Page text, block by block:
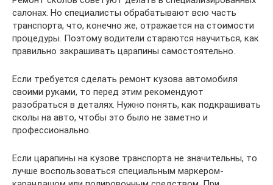
салонах. Но специалисты обрабатывают всю часть
транспорта, что, конечно же, отражается на стоимости
процедуры. Поэтому водители стараются научиться, как
правильно закрашивать царапины самостоятельно.
Если требуется сделать ремонт кузова автомобиля
своими руками, то перед этим рекомендуют
разобраться в деталях. Нужно понять, как подкрашивать
сколы на авто, чтобы это было не заметно и
профессионально.
Если царапины на кузове транспорта не значительны, то
лучше воспользоваться специальным маркером-